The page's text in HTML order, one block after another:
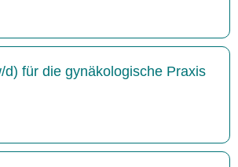
d) für die gynäkologische Praxis